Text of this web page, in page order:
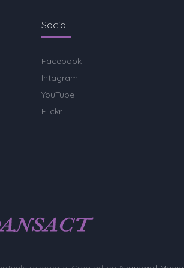
Social
Facebook
Intagram
YouTube
Flickr